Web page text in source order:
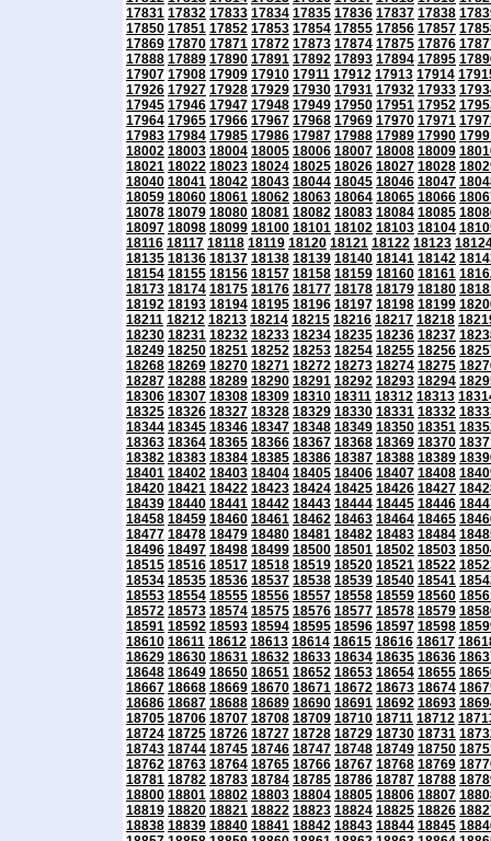
17831 17832 17833 17834 17835 17836 17837 17838
17850 17851 17852 17853 17854 17855 17856 17857
17869 17870 17871 17872 17873 17874 17875 17876
17888 17889 17890 17891 17892 17893 17894 17895
17907 17908 17909 17910 17911 17912 17913 17914
17926 17927 17928 17929 17930 17931 17932 17933
17945 17946 17947 17948 17949 17950 17951 17952
17964 17965 17966 17967 17968 17969 17970 17971
17983 17984 17985 17986 17987 17988 17989 17990
18002 18003 18004 18005 18006 18007 18008 18009
18021 18022 18023 18024 18025 18026 18027 18028
18040 18041 18042 18043 18044 18045 18046 18047
18059 18060 18061 18062 18063 18064 18065 18066
18078 18079 18080 18081 18082 18083 18084 18085
18097 18098 18099 18100 18101 18102 18103 18104
18116 18117 18118 18119 18120 18121 18122 18123
18135 18136 18137 18138 18139 18140 18141 18142
18154 18155 18156 18157 18158 18159 18160 18161
18173 18174 18175 18176 18177 18178 18179 18180
18192 18193 18194 18195 18196 18197 18198 18199
18211 18212 18213 18214 18215 18216 18217 18218
18230 18231 18232 18233 18234 18235 18236 18237
18249 18250 18251 18252 18253 18254 18255 18256
18268 18269 18270 18271 18272 18273 18274 18275
18287 18288 18289 18290 18291 18292 18293 18294
18306 18307 18308 18309 18310 18311 18312 18313
18325 18326 18327 18328 18329 18330 18331 18332
18344 18345 18346 18347 18348 18349 18350 18351
18363 18364 18365 18366 18367 18368 18369 18370
18382 18383 18384 18385 18386 18387 18388 18389
18401 18402 18403 18404 18405 18406 18407 18408
18420 18421 18422 18423 18424 18425 18426 18427
18439 18440 18441 18442 18443 18444 18445 18446
18458 18459 18460 18461 18462 18463 18464 18465
18477 18478 18479 18480 18481 18482 18483 18484
18496 18497 18498 18499 18500 18501 18502 18503
18515 18516 18517 18518 18519 18520 18521 18522
18534 18535 18536 18537 18538 18539 18540 18541
18553 18554 18555 18556 18557 18558 18559 18560
18572 18573 18574 18575 18576 18577 18578 18579
18591 18592 18593 18594 18595 18596 18597 18598
18610 18611 18612 18613 18614 18615 18616 18617
18629 18630 18631 18632 18633 18634 18635 18636
18648 18649 18650 18651 18652 18653 18654 18655
18667 18668 18669 18670 18671 18672 18673 18674
18686 18687 18688 18689 18690 18691 18692 18693
18705 18706 18707 18708 18709 18710 18711 18712
18724 18725 18726 18727 18728 18729 18730 18731
18743 18744 18745 18746 18747 18748 18749 18750
18762 18763 18764 18765 18766 18767 18768 18769
18781 18782 18783 18784 18785 18786 18787 18788
18800 18801 18802 18803 18804 18805 18806 18807
18819 18820 18821 18822 18823 18824 18825 18826
18838 18839 18840 18841 18842 18843 18844 18845